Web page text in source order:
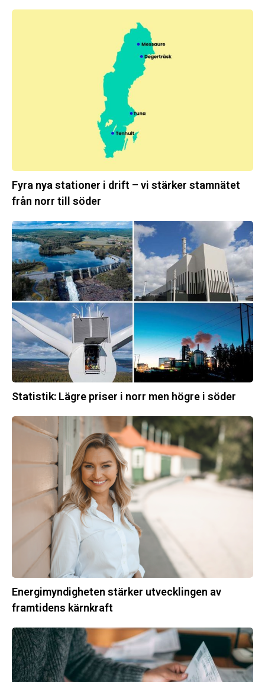
Fyra
till
söder
Fyra nya stationer i drift – vi stärker stamnätet
från norr till söder
Statistik:
Lägre
priser
i
norr
men
högre
söder
Statistik: Lägre priser i norr men högre i söder
Energimyndigheten
stärker
utvecklingen
av
framtidens
kärnkraft
Energimyndigheten stärker utvecklingen av
framtidens kärnkraft
Ny
energistatistik
för
flerbostadshus